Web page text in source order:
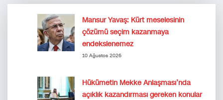
Mansur Yavaş: Kürt meselesinin
çözümü seçim kazanmaya
endekslenemez
10 Ağustos 2026
Hükümetin Mekke Anlaşması’nda
açıklık kazandırması gereken konular